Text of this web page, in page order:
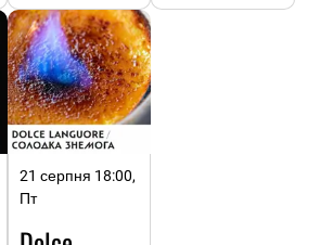
21 серпня 18:00,
Пт